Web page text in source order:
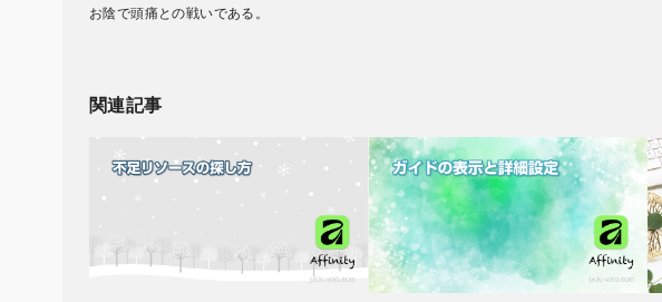
お陰で頭痛との戦いである。
関連記事